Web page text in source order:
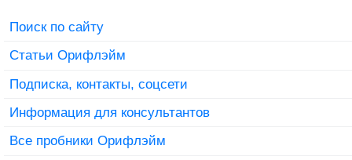
Поиск по сайту
Статьи Орифлэйм
Подписка, контакты, соцсети
Информация для консультантов
Все пробники Орифлэйм